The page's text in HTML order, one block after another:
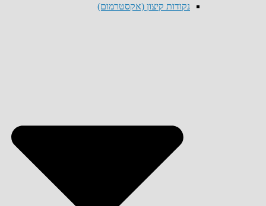
נקודות קיצון (אקסטרמום)